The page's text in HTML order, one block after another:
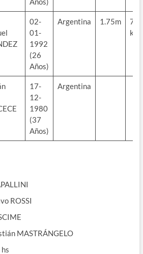
02-
01-
1992
(26
Años)
Argentina 1.75m
73
kg
17-
12-
1980
(37
Años)
Argentina
ROSSI
MASTRÁNGELO